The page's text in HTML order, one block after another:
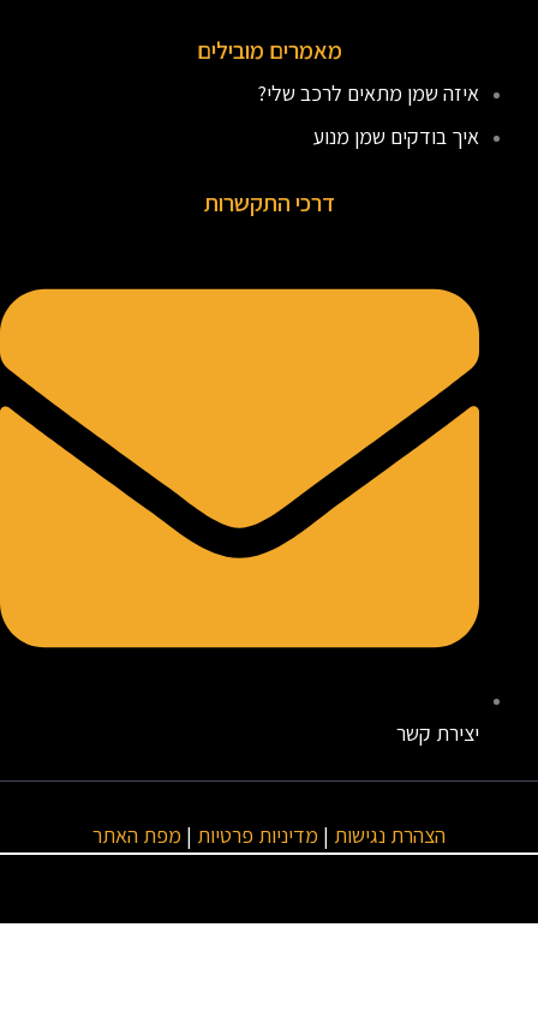
מאמרים מובילים
איזה שמן מתאים לרכב שלי?
איך בודקים שמן מנוע
דרכי התקשרות
יצירת קשר
הצהרת נגישות| מדיניות פרטיות| מפת האתר